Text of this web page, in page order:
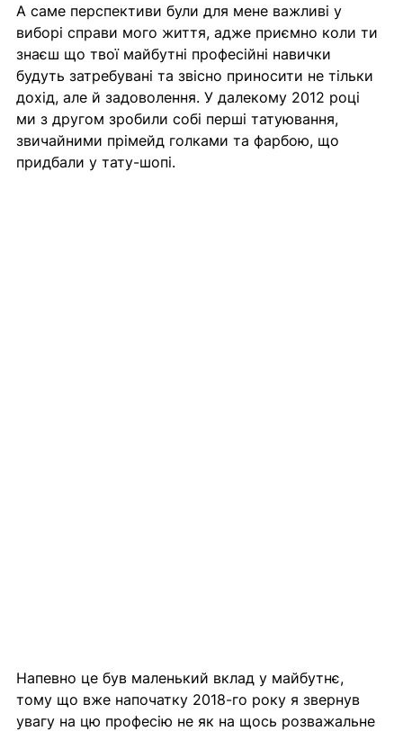
А саме перспективи були для мене важливі у
виборі справи мого життя, адже приємно коли ти
знаєш що твої майбутні професійні навички
будуть затребувані та звісно приносити не тільки
дохід, але й задоволення. У далекому 2012 році
ми з другом зробили собі перші татуювання,
звичайними прімейд голками та фарбою, що
придбали у тату-шопі.
Напевно це був маленький вклад у майбутнє,
тому що вже напочатку 2018-го року я звернув
увагу на цю професію не як на щось розважальне